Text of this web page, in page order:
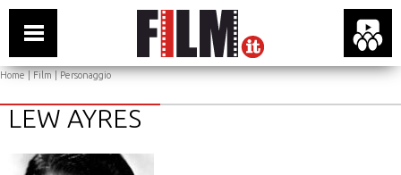
Home|Film| Personaggio
LEW AYRES